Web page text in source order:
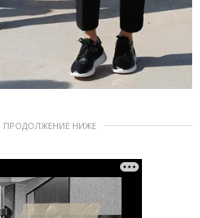
ПРОДОЛЖЕНИЕ НИЖЕ